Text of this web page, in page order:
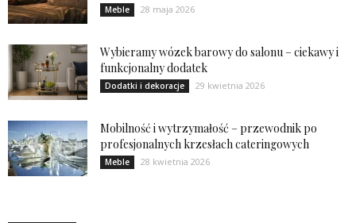
Meble 28 maja 2026
Wybieramy wózek barowy do salonu – ciekawy i
funkcjonalny dodatek
Dodatki i dekoracje 29 kwietnia 2026
Mobilność i wytrzymałość – przewodnik po
profesjonalnych krzesłach cateringowych
Meble 28 kwietnia 2026